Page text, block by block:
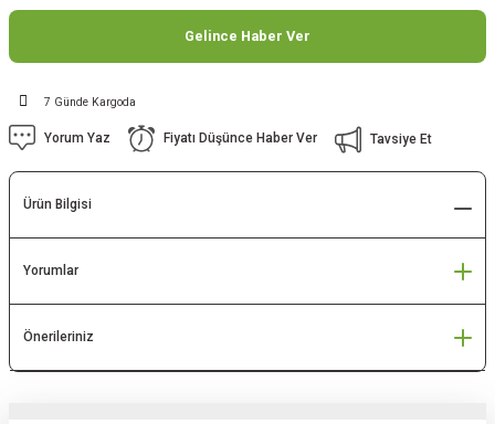
Gelince Haber Ver
7 Günde Kargoda
Yorum Yaz Fiyatı Düşünce Haber Ver Tavsiye Et
Ürün Bilgisi
Yorumlar
Önerileriniz